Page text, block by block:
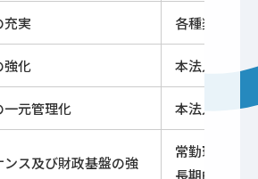
充実 各種奨学制
強化 本法人の物
一元管理化 本法人の物
ス及び財政基盤の強
常勤理事会
長期的な視